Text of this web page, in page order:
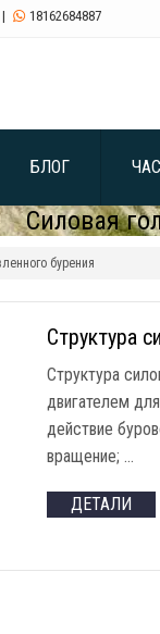
|  18162684887
БЛОГ
Силовая
бурения
Структура
Структура
двигателем
действие
вращение; …
ДЕТАЛИ